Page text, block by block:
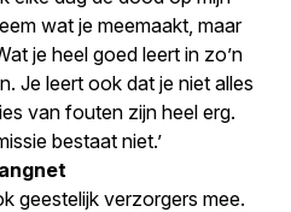
wat je meemaakt, maar
je heel goed leert in zo’n
Je leert ook dat je niet alles
van fouten zijn heel erg.
bestaat niet.’
geestelijk verzorgers mee.